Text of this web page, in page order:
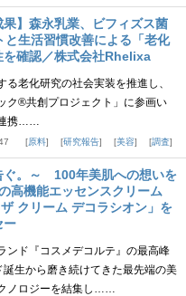
果】森永乳業、ビフィズス菌
生活習慣改善による「老化
を確認／株式会社Rhelixa
老化研究の社会実装を推進し、
ク®共創プロジェクト」に参画い
連携……
原料 研究報告 美容 調査
ぐ。～ 100年美肌への想いを
高機能エッセンスクリーム
クリーム デコラシオン」を
ー
ンド『コスメデコルテ』の最高峰
生から磨き続けてきた最先端の美
ノロジーを結集し……